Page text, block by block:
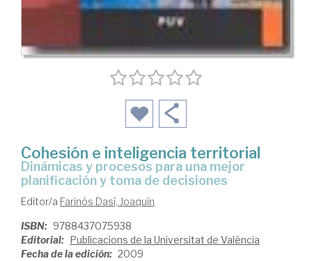
Cohesión e inteligencia territorial
dinámicas y procesos para una mejor
planificación y toma de decisiones
Editor/a Farinós Dasí, Joaquín
ISBN: 9788437075938
Editorial: Publicacions de la Universitat de València
Fecha de la edición: 2009